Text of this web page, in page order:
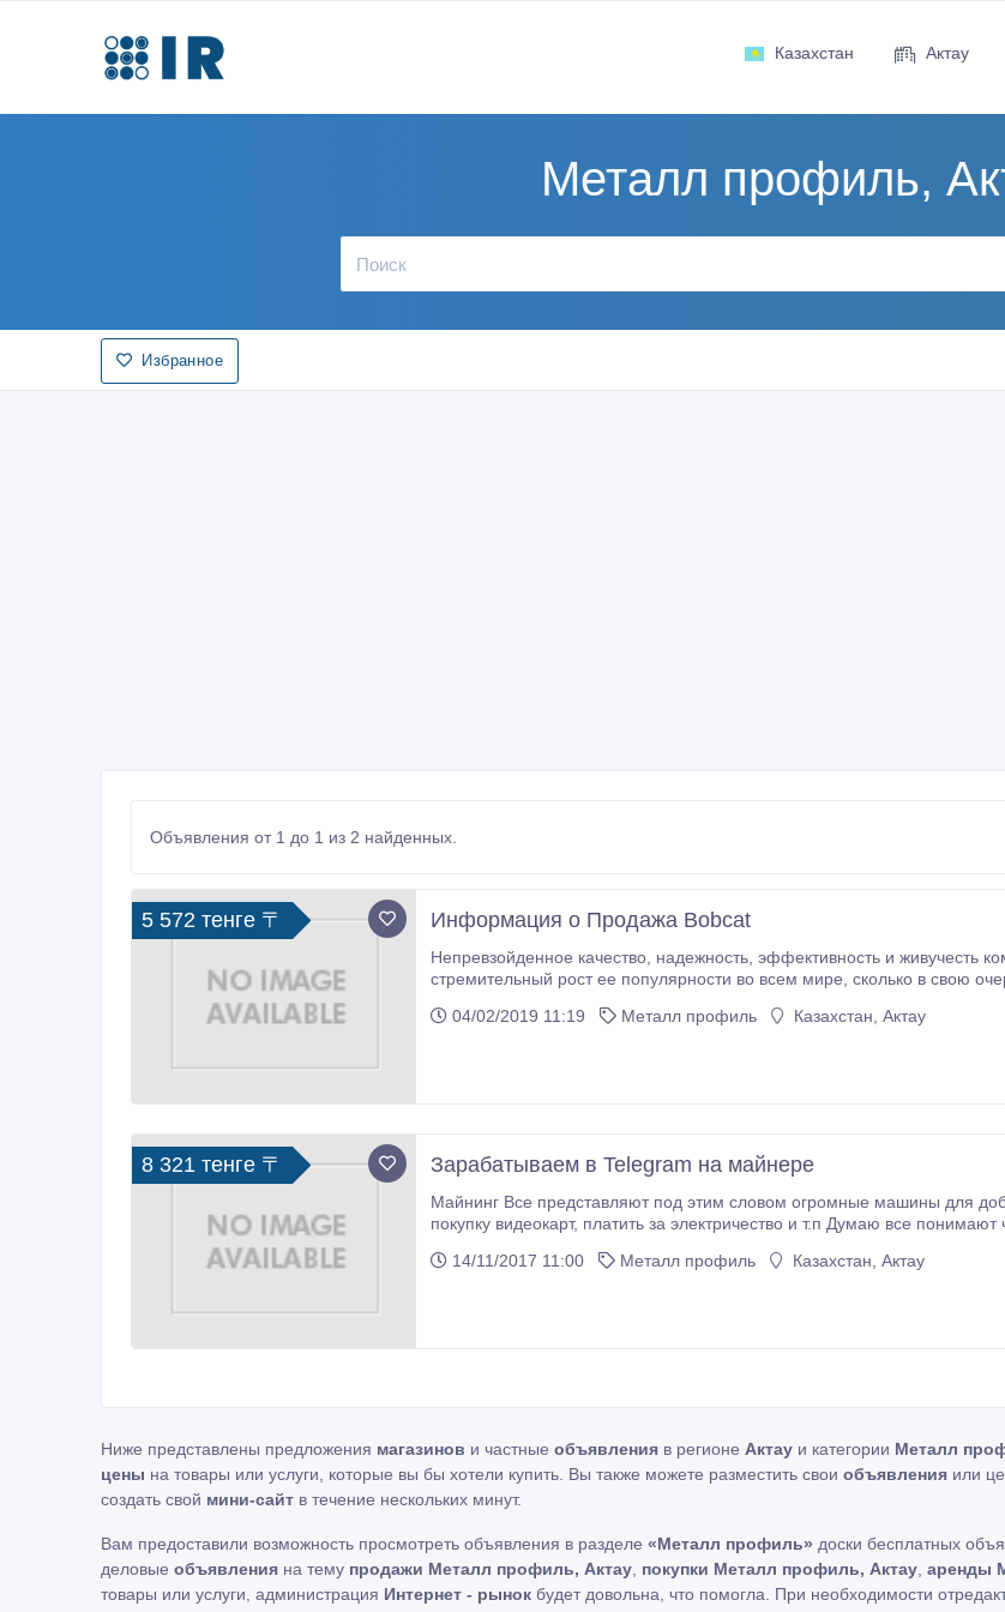
Казахстан Актау
Металл профиль,
Избранное
Объявления от 1 до 1 из 2 найденных.
5 572 тенге 〒 Информация о Продажа Bobcat
Непревзойденное качество, надежность, эффективность и живучесть компактной спецтехники Bobcat обуславливают
стремительный рост ее популярности во всем мире, сколько в свою очередь благоприятно сказывается на уровне продаж. Не
04/02/2019 11:19
Металл профиль Казахстан, Актау
8 321 тенге 〒 Зарабатываем в Telegram на майнере
Майнинг Все представляют под этим словом огромные машины для добычи криптовалюты, что нужно тратить много денег на
покупку видеокарт, платить за электричество и т.п Думаю все понимают что на майнинге можно много заработать Но для этого
14/11/2017 11:00
Металл профиль Казахстан, Актау
Ниже представлены предложения магазинов и частные объявления в регионе Актау и категории Металл
цены на товары или услуги, которые вы бы хотели купить. Вы также можете разместить свои объявления или
создать свой мини-сайт в течение нескольких минут.
Вам предоставили возможность просмотреть объявления в разделе «Металл профиль» доски бесплатных
деловые объявления на тему продажи Металл профиль, Актау покупки Металл профиль, Актау аренды
товары или услуги, администрация Интернет - рынок будет довольна, что помогла. При необходимости